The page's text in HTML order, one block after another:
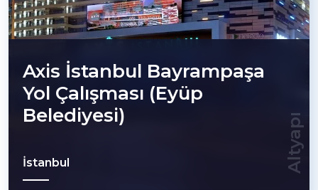
Altyapı
Axis İstanbul Bayrampaşa
Yol Çalışması (Eyüp
Belediyesi)
İstanbul